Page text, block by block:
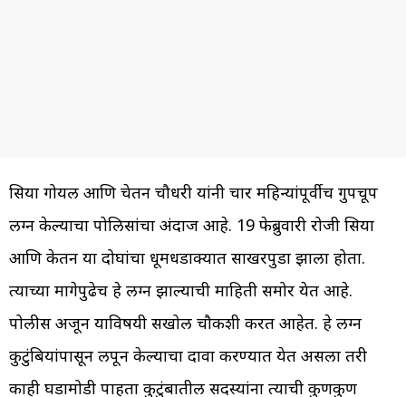
सिया गोयल आणि चेतन चौधरी यांनी चार महिन्यांपूर्वीच गुपचूप
लग्न केल्याचा पोलिसांचा अंदाज आहे. 19 फेब्रुवारी रोजी सिया
आणि केतन या दोघांचा धूमधडाक्यात साखरपुडा झाला होता.
त्याच्या मागेपुढेच हे लग्न झाल्याची माहिती समोर येत आहे.
पोलीस अजून याविषयी सखोल चौकशी करत आहेत. हे लग्न
कुटुंबियांपासून लपून केल्याचा दावा करण्यात येत असला तरी
काही घडामोडी पाहता कुटुंबातील सदस्यांना त्याची कुणकुण